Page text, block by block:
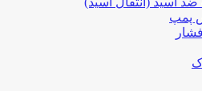
پمپ